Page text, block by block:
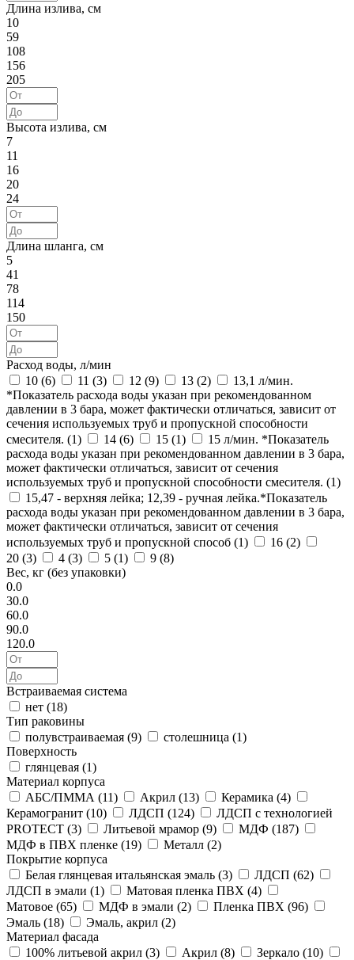
Длина излива, см
10
59
108
156
205
Высота излива, см
7
11
16
20
24
Длина шланга, см
5
41
78
114
150
Расход воды, л/мин
10 (6) 11 (3) 12 (9) 13 (2)
13,1 л/мин.
*Показатель расхода воды указан при рекомендованном
давлении в 3 бара, может фактически отличаться, зависит от
сечения используемых труб и пропускной способности
смесителя. (1) 14 (6) 15 (1)
15 л/мин. *Показатель
расхода воды указан при рекомендованном давлении в 3 бара,
может фактически отличаться, зависит от сечения
используемых труб и пропускной способности смесителя. (1)
15,47 - верхняя лейка; 12,39 - ручная лейка.*Показатель
расхода воды указан при рекомендованном давлении в 3 бара,
может фактически отличаться, зависит от сечения
используемых труб и пропускной способ (1) 16 (2)
20 (3) 4 (3) 5 (1) 9 (8)
Вес, кг (без упаковки)
0.0
30.0
60.0
90.0
120.0
Встраиваемая система
нет (18)
Тип раковины
полувстраиваемая (9) столешница (1)
Поверхность
глянцевая (1)
Материал корпуса
АБС/ПММА (11) Акрил (13) Керамика (4)
Керамогранит (10) ЛДСП (124)
ЛДСП с технологией
PROTECT (3) Литьевой мрамор (9) МДФ (187)
МДФ в ПВХ пленке (19) Металл (2)
Покрытие корпуса
Белая глянцевая итальянская эмаль (3) ЛДСП (62)
ЛДСП в эмали (1) Матовая пленка ПВХ (4)
Матовое (65) МДФ в эмали (2) Пленка ПВХ (96)
Эмаль (18) Эмаль, акрил (2)
Материал фасада
100% литьевой акрил (3) Акрил (8) Зеркало (10)